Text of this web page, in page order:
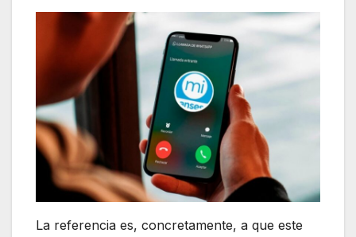
La referencia es, concretamente, a que este